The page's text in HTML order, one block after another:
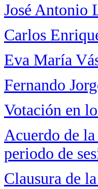
José Antonio
Carlos
Eva María
Fernando
Votación en
Acuerdo de
periodo de
Clausura de